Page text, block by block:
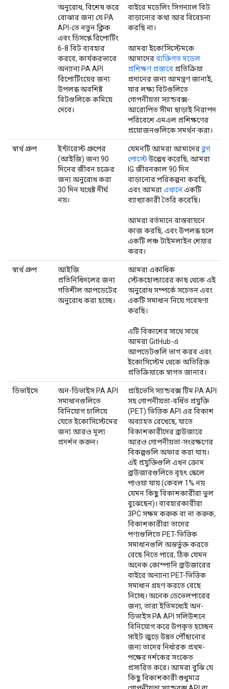
অনুরোধ, বিশেষ করে
বোঝার জন্য যে PA
API-তে নতুন ক্লিক
এবং ডিসপ্লে রিপোর্টিং
6-8 বিট ব্যবহার
করবে, কার্যকরভাবে
অন্যান্য PA API
রিপোর্টিংয়ের জন্য
উপলব্ধ অবশিষ্ট
বিটগুলিকে কমিয়ে
দেবে।
বাইরে মডেলিং সিগন্যাল বিট
বাড়ানোর কথা আর বিবেচনা
করছি না।
আমরা ইকোসিস্টেমকে
আমাদেরব্যক্তিগত মডেল
প্রশিক্ষণ প্রস্তাবে প্রতিক্রিয়া
প্রদানের জন্য আমন্ত্রণ জানাই,
যার লক্ষ্য বিটগুলিতে
গোপনীয়তা স্যান্ডবক্স-
আরোপিত সীমা ছাড়াই নিরাপদ
পরিবেশে এমএল প্রশিক্ষণের
প্রয়োজনগুলিকে সমর্থন করা।
স্বার্থ গ্রুপ
ইন্টারেস্ট গ্রুপের
(আইজি) জন্য 90
দিনের জীবন চক্রের
জন্য অনুরোধ করা
30 দিন যথেষ্ট দীর্ঘ
নয়।
যেমনটি আমরা আমাদেরব্লগ
পোস্টেউল্লেখ করেছি, আমরা
IG জীবনকাল 90 দিন
বাড়ানোর পরিকল্পনা করছি,
এবং আমরাএখানেএকটি
ব্যাখ্যাকারী তৈরি করেছি।
আমরা বর্তমানে বাস্তবায়নে
কাজ করছি, এবং উপলব্ধ হলে
একটি লঞ্চ টাইমলাইন শেয়ার
করব।
স্বার্থ গ্রুপ
আইজি
প্রতিনিধিদলের জন্য
গতিশীল আপডেটের
অনুরোধ করা হচ্ছে।
আমরা একাধিক
স্টেকহোল্ডারের কাছ থেকে এই
অনুরোধ সম্পর্কে সচেতন এবং
একটি সমাধান নিয়ে গবেষণা
করছি।
এটি বিকাশের সাথে সাথে
আমরা GitHub-এ
আপডেটগুলি ভাগ করব এবং
ইকোসিস্টেম থেকে অতিরিক্ত
প্রতিক্রিয়াকে স্বাগত জানাব।
ডিভাইসে
অন-ডিভাইস PA API
সমাধানগুলিতে
বিনিয়োগ চালিয়ে
যেতে ইকোসিস্টেমের
জন্য আরও মূল্য
প্রদর্শন করুন।
প্রাইভেসি স্যান্ডবক্স টিম PA API
সহ গোপনীয়তা-বর্ধিত প্রযুক্তি
(PET) ভিত্তিক API এর বিকাশ
অব্যাহত রেখেছে, যাতে
বিকাশকারীদের ব্রাউজারে
আরও গোপনীয়তা-সংরক্ষণের
বিকল্পগুলি অফার করা যায়।
এই প্রযুক্তিগুলি এখন ক্রোম
ব্রাউজারগুলিতে বৃহৎ স্কেলে
পাওয়া যায় (কেবল 1% নয়
যেমন কিছু বিকাশকারীরা ভুল
বুঝেছেন)। ব্যবহারকারীরা
3PC সক্ষম করুক বা না করুক,
বিকাশকারীরা তাদের
পণ্যগুলিতে PET-ভিত্তিক
সমাধানগুলি অন্তর্ভুক্ত করতে
বেছে নিতে পারে, ঠিক যেমন
অনেক কোম্পানি ব্রাউজারের
বাইরে অন্যান্য PET-ভিত্তিক
সমাধান গ্রহণ করতে বেছে
নিচ্ছে। অনেক ডেভেলপারের
জন্য, তারা ইতিমধ্যেই অন-
ডিভাইস PA API সলিউশনে
বিনিয়োগ করে উপকৃত হচ্ছেন
সাইট জুড়ে উন্নত পৌঁছানোর
জন্য তাদের নির্ধারক প্রথম-
পক্ষের দর্শকের সংকেত
প্রসারিত করে। আমরা বুঝি যে
কিছু বিকাশকারী শুধুমাত্র